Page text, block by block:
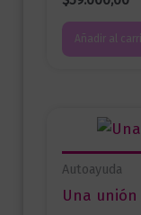
Añadir al
Autoayuda
Una